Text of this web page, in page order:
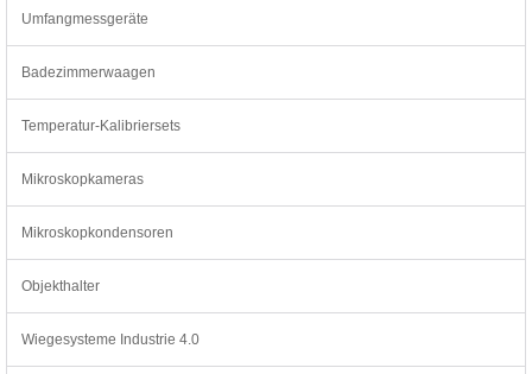
Umfangmessgeräte
Badezimmerwaagen
Temperatur-Kalibriersets
Mikroskopkameras
Mikroskopkondensoren
Objekthalter
Wiegesysteme Industrie 4.0